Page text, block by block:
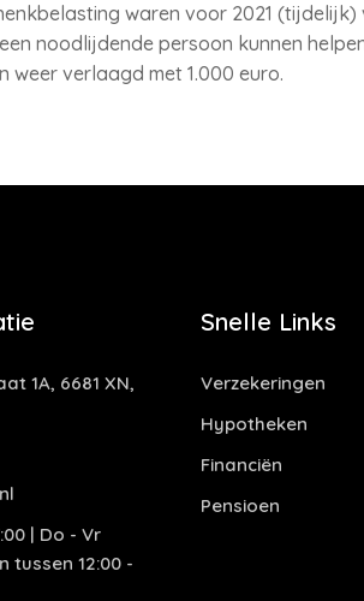
waren voor 2021
noodlijdende persoon kunnen
weer verlaagd met 1.000 euro.
1A, 6681 XN,
| Do - Vr
tussen 12:00 -
Snelle Links
Verzekeringen
Hypotheken
Financiën
Pensioen